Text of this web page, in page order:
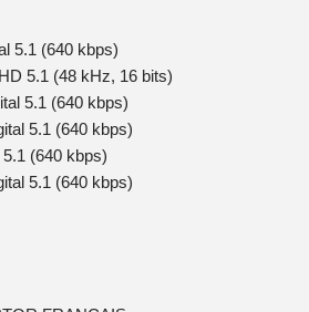
5.1 (640 kbps)
5.1 (48 kHz, 16 bits)
5.1 (640 kbps)
5.1 (640 kbps)
(640 kbps)
5.1 (640 kbps)